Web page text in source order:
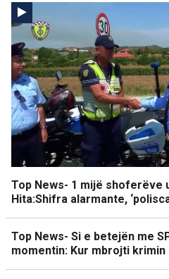
Top News- 1 mijë shoferëve
Hita:Shifra alarmante,
Top News- Si e betejën me
momentin: Kur mbrojti